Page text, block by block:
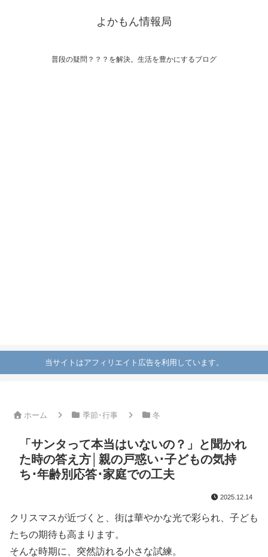
よかもん情報局
普段の疑問？？？を解決。生活を豊かにするブログ
当サイトはアフィリエイト広告を利用しています。
ホーム 季節･行事 冬
「サンタって本当はいないの？」と聞かれ
た時の答え方│親の戸惑い･子どもの気持
ち･年齢別応答･家庭での工夫
2025.12.14
クリスマスが近づくと、街は華やかな光で彩られ、子ども
たちの期待も高まります。
そんな時期に、突然訪れる小さな試練。